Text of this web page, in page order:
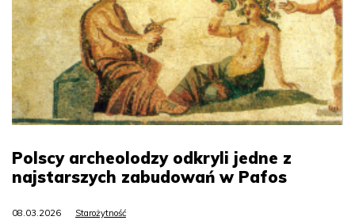
Polscy archeolodzy odkryli jedne z
najstarszych zabudowań w Pafos
08.03.2026 Starożytność